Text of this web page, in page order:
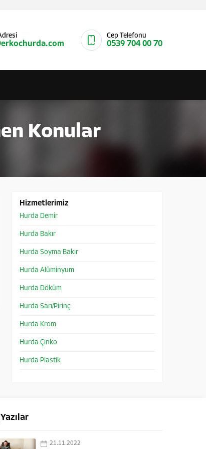
Cep Telefonu
0539 704 00 70
Konular
Hizmetlerimiz
Hurda Demir
Hurda Bakır
Hurda Soyma Bakır
Hurda Alüminyum
Hurda Döküm
Hurda Sarı/Pirinç
Hurda Krom
Hurda Çinko
Hurda Plastik
21.11.2022